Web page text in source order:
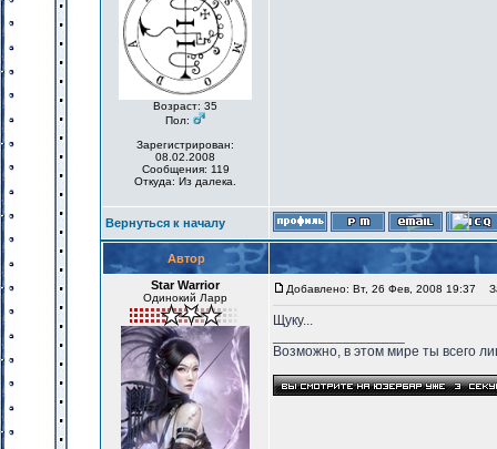
Возраст: 35
Пол:
Зарегистрирован:
08.02.2008
Сообщения: 119
Откуда: Из далека.
Вернуться к началу
Автор
Star Warrior
Одинокий Ларр
Добавлено: Вт, 26 Фев, 2008 19:37
Щуку...
Возможно, в этом мире ты всего